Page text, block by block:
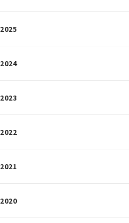
2025
2024
2023
2022
2021
2020